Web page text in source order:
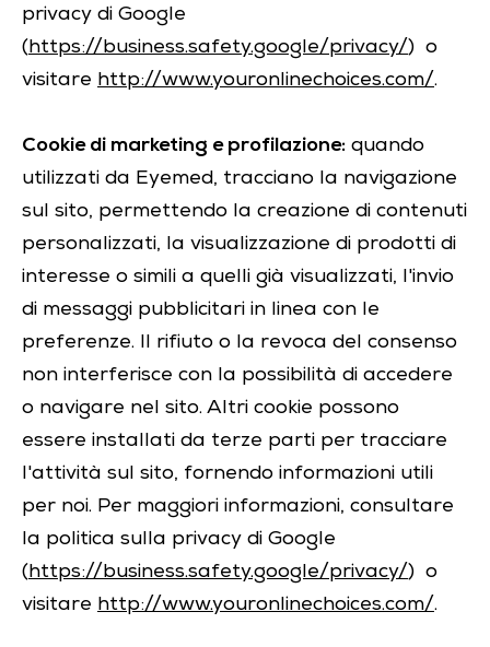
privacy di Google
(https://business.safety.google/privacy/) o
visitare http://www.youronlinechoices.com/.
Cookie di marketing e profilazione: quando
utilizzati da Eyemed, tracciano la navigazione
sul sito, permettendo la creazione di contenuti
personalizzati, la visualizzazione di prodotti di
interesse o simili a quelli già visualizzati, l'invio
di messaggi pubblicitari in linea con le
preferenze. Il rifiuto o la revoca del consenso
non interferisce con la possibilità di accedere
o navigare nel sito. Altri cookie possono
essere installati da terze parti per tracciare
l'attività sul sito, fornendo informazioni utili
per noi. Per maggiori informazioni, consultare
la politica sulla privacy di Google
(https://business.safety.google/privacy/) o
visitare http://www.youronlinechoices.com/.